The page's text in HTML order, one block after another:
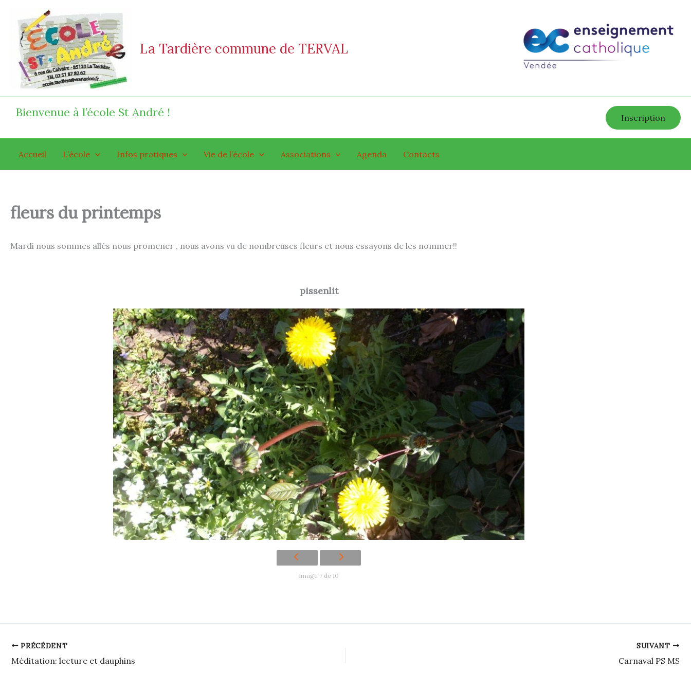
contenu
La Tardière commune de TERVAL
Bienvenue à l’école St André ! Inscription
Accueil L’école Infos pratiques Vie de l’école Associations Agenda Contacts
fleurs du printemps
Mardi nous sommes allés nous promener , nous avons vu de nombreuses fleurs et nous essayons de les nommer!!
pissenlit
Image 7 de 10
PRÉCÉDENT
Méditation: lecture et dauphins
SUIVANT
Carnaval PS MS